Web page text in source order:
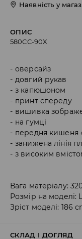
Наявність у
ОПИС
580CC-90X
оверсайз
довгий рукав
з капюшоном
принт спереду
вишивка
на гумці
передня кишеня
занижена лінія
з високим
Вага матеріалу:
Розмір на моделі: L
Зріст моделі: 186
СКЛАД І ДОГЛЯД